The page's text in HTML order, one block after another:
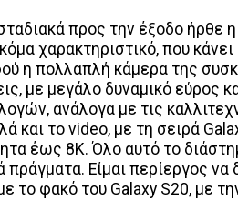
προς την έξοδο ήρθε
χαρακτηριστικό, που
η πολλαπλή κάμερα της
με μεγάλο δυναμικό εύρος
ανάλογα με τις
και το video, με τη σειρά
έως 8Κ. Όλο αυτό το
πράγματα. Είμαι περίεργος
το φακό του Galaxy S20, με